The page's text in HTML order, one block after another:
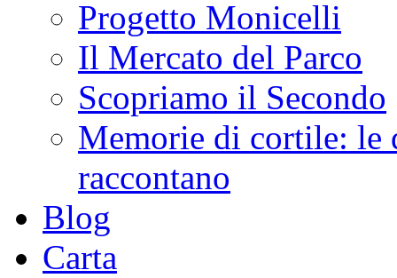
Progetto Monicelli
Il Mercato del Parco
Scopriamo il Secondo
Memorie di cortile: le
raccontano
Blog
Carta